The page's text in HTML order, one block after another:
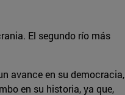
El segundo río más
avance en su democracia,
en su historia, ya que,